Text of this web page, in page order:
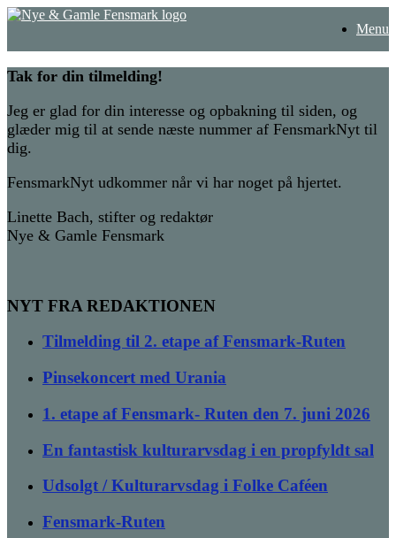
Gå
Menu
Tak for din tilmelding!
Jeg er glad for din interesse og opbakning til siden, og
glæder mig til at sende næste nummer af FensmarkNyt til
dig.
FensmarkNyt udkommer når vi har noget på hjertet.
Linette Bach, stifter og redaktør
Nye & Gamle Fensmark
NYT FRA REDAKTIONEN
Tilmelding til 2. etape af Fensmark-Ruten
Pinsekoncert med Urania
1. etape af Fensmark- Ruten den 7. juni 2026
En fantastisk kulturarvsdag i en propfyldt sal
Udsolgt / Kulturarvsdag i Folke Caféen
Fensmark-Ruten